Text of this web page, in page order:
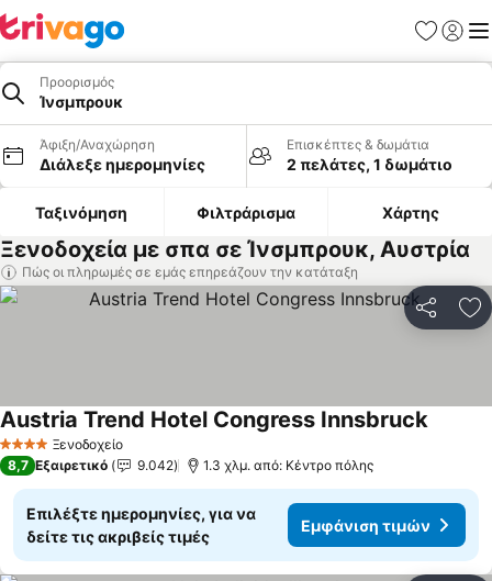
Προορισμός
Ίνσμπρουκ
Άφιξη/Αναχώρηση
Διάλεξε ημερομηνίες
Επισκέπτες & δωμάτια
2 πελάτες, 1 δωμάτιο
Ταξινόμηση Φιλτράρισμα Χάρτης
Ξενοδοχεία με σπα σε Ίνσμπρουκ, Αυστρία
Πώς οι πληρωμές σε εμάς επηρεάζουν την κατάταξη
4 ΑστέριαΞενοδοχείο
Austria Trend Hotel Congress Innsbruck
8,7 Εξαιρετικό 9.042 1.3 χλμ. από: Κέντρο πόλης
Επιλέξτε ημερομηνίες, για να
δείτε τις ακριβείς τιμές
Εμφάνιση τιμών